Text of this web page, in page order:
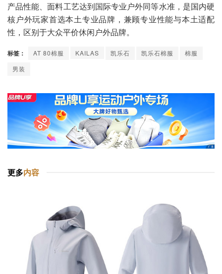
产品性能、面料工艺达到国际专业户外同等水准，是国内硬
核户外玩家首选本土专业品牌，兼顾专业性能与本土适配
性，区别于大众平价休闲户外品牌。
标签： AT 80棉服 KAILAS 凯乐石 凯乐石棉服
棉服
男装
更多内容